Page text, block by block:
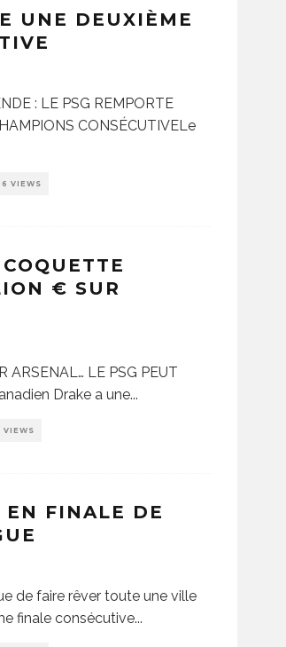
UNE DEUXIÈME
: LE PSG REMPORTE
CONSÉCUTIVELe
6 VIEWS
€ SUR
ARSENAL… LE PSG PEUT
Drake a une...
VIEWS
EN FINALE DE
de faire rêver toute une ville
finale consécutive...